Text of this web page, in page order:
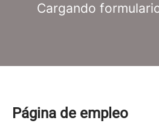
Cargando
Página de empleo